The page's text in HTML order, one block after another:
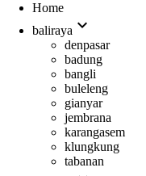
Home
baliraya expand_more
denpasar
badung
bangli
buleleng
gianyar
jembrana
karangasem
klungkung
tabanan